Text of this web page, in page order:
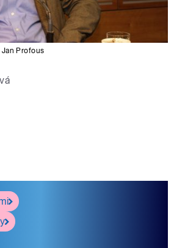
Jan Profous